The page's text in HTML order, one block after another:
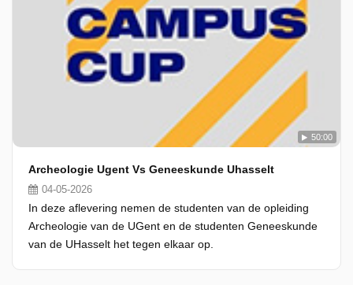
50:00
Archeologie Ugent Vs Geneeskunde Uhasselt
04-05-2026
In deze aflevering nemen de studenten van de opleiding
Archeologie van de UGent en de studenten Geneeskunde
van de UHasselt het tegen elkaar op.